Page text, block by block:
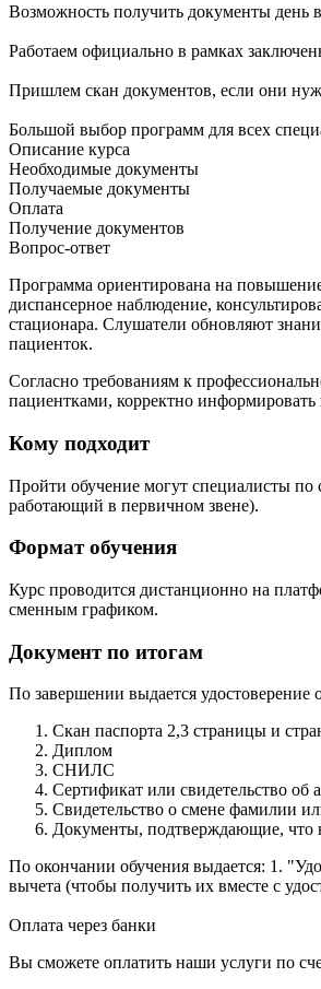
Возможность получить документы
Работаем официально в рамках
Пришлем скан документов, если они
Большой выбор программ для всех
Описание курса
Необходимые документы
Получаемые документы
Оплата
Получение документов
Вопрос-ответ
Программа ориентирована на
диспансерное наблюдение,
стационара. Слушатели обновляют
пациенток.
Согласно требованиям к
пациентками, корректно
Кому подходит
Пройти обучение могут специалисты по
работающий в первичном звене).
Формат обучения
Курс проводится дистанционно на
сменным графиком.
Документ по итогам
По завершении выдается
Скан паспорта 2,3 страницы и
Диплом
СНИЛС
Сертификат или свидетельство
Свидетельство о смене фамилии
Документы, подтверждающие, что
По окончании обучения выдается: 1.
вычета (чтобы получить их вместе с
Оплата через банки
Вы сможете оплатить наши услуги по